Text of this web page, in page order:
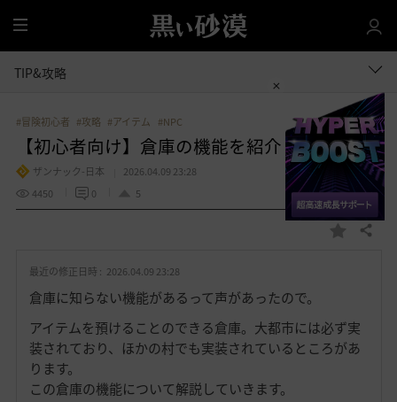
全
体
TIP&攻略
#冒険初心者 #攻略 #アイテム #NPC
【初心者向け】倉庫の機能を紹介
ザンナック-日本
2026.04.09 23:28
4450
0 5
お
り
共有する
最近の修正日時 : 2026.04.09 23:28
倉庫に知らない機能があるって声があったので。
アイテムを預けることのできる倉庫。大都市には必ず実
装されており、ほかの村でも実装されているところがあ
ります。
この倉庫の機能について解説していきます。